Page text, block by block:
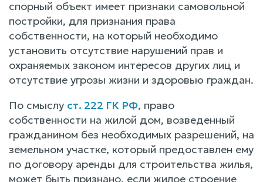
спорный объект имеет признаки самовольной
постройки, для признания права
собственности, на который необходимо
установить отсутствие нарушений прав и
охраняемых законом интересов других лиц и
отсутствие угрозы жизни и здоровью граждан.
По смыслу ст. 222 ГК РФ, право
собственности на жилой дом, возведенный
гражданином без необходимых разрешений, на
земельном участке, который предоставлен ему
по договору аренды для строительства жилья,
может быть признано, если жилое строение